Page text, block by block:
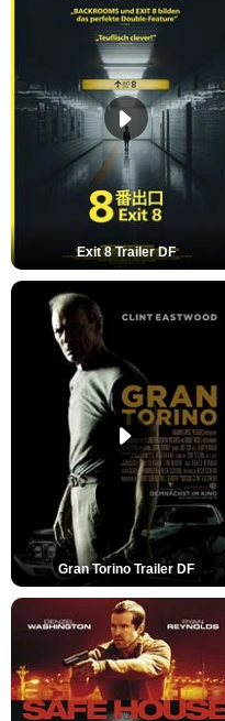
Exit 8 Trailer DF
Gran Torino Trailer DF